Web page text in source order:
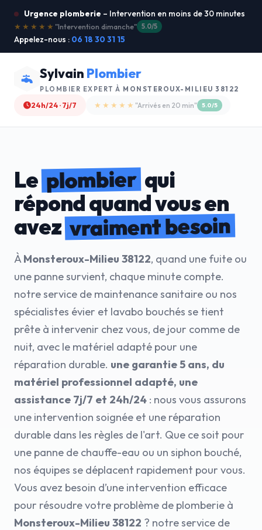
Urgence plomberie – Intervention en moins de 30 minutes
★★★★★ "Service ultra rapide !" 5.0/5
Appelez-nous : 06 18 30 31 15
Sylvain Plombier
PLOMBIER EXPERT À MONSTEROUX-MILIEU 38122
24h/24 · 7j/7 ★★★★☆ "Devis gratuit" 4.8/5
Leplombierqui
répond quand vous en
avezvraiment besoin
ÀMonsteroux-Milieu 38122, quand une fuite ou
une panne survient, chaque minute compte.
notre service de maintenance sanitaire ou nos
spécialistes évier et lavabo bouchés se tient
prête à intervenir chez vous, de jour comme de
nuit, avec le matériel adapté pour une
réparation durable. une garantie 5 ans, du
matériel professionnel adapté, une
assistance 7j/7 et 24h/24 : nous vous assurons
une intervention soignée et une réparation
durable dans les règles de l'art. Que ce soit pour
une panne de chauffe-eau ou un siphon bouché,
nos équipes se déplacent rapidement pour vous.
Vous avez besoin d’une intervention efficace
pour résoudre votre problème de plomberie à
Monsteroux-Milieu 38122 ? notre service de